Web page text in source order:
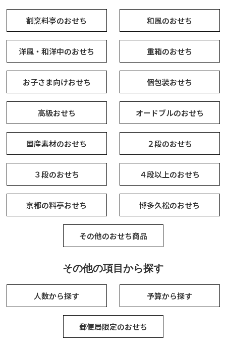
割烹料亭のおせち 和風のおせち
洋風・和洋中のおせち 重箱のおせち
お子さま向けおせち 個包装おせち
高級おせち オードブルのおせち
国産素材のおせち ２段のおせち
３段のおせち ４段以上のおせち
京都の料亭おせち 博多久松のおせち
その他のおせち商品
その他の項目から探す
人数から探す 予算から探す
郵便局限定のおせち